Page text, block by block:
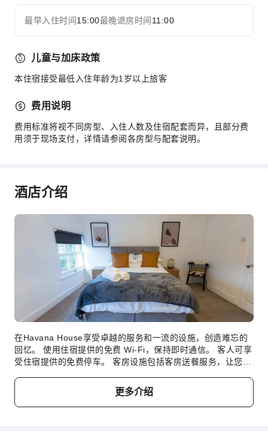
最早入住时间15:00最晚退房时间 11:00
儿童与加床政策
本住宿接受最低入住年龄为1岁以上旅客
费用说明
费用标准将视不同房型、入住人数及住宿配套而异，且部分费
用须于现场支付，详情请参阅各房型与配套说明。
酒店介绍
在Havana House享受卓越的服务和一流的设施，创造难忘的
回忆。 使用住宿提供的免费 Wi-Fi，保持即时通信。 客人可享
受住宿提供的免费停车。 客房设施包括客房送餐服务，让您放
空气。 住宿配备了各种便利设施，让您夜夜好眠。 部分客房
提供空调或寝具用品，以为您提供便利，从而提升您的住宿体
验。 Havana House的一些客房拥有独特的设计元素，例如独
更多介绍